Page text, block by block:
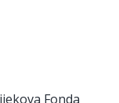
Fonda